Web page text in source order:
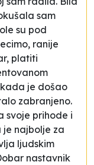
sam
su pod
ranije
platiti
je došao
zabranjeno.
svoje prihode i
je najbolje za
ljudskim
nastavnik